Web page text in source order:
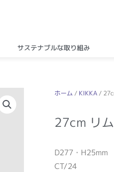
サステナブルな取り組み
ホーム / KIKKA /
27cm リ
D277・H25mm
CT/24